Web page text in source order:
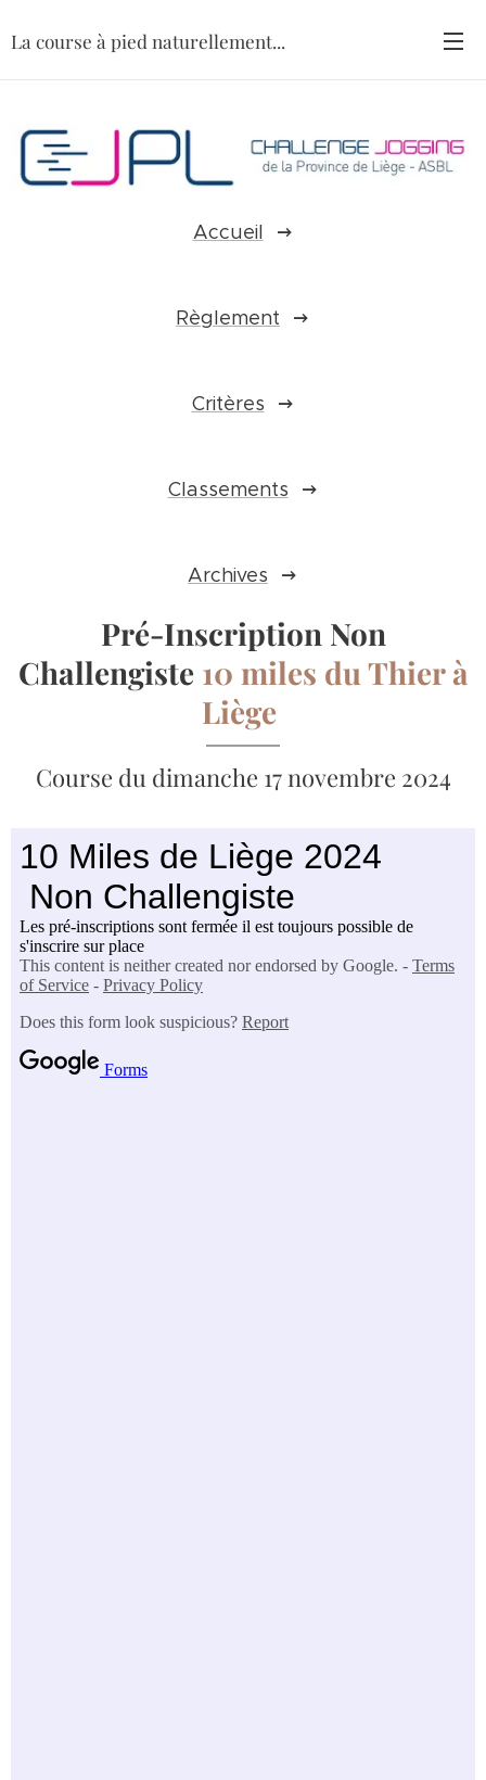
La course à pied naturellement...
Accueil
Règlement
Critères
Classements
Archives
Pré-Inscription Non
Challengiste 10 miles du Thier à
Liège
Course du dimanche 17 novembre 2024